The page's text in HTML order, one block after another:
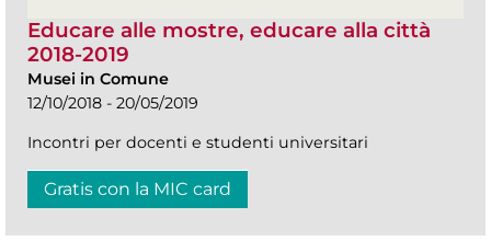
Educare alle mostre, educare alla città
2018-2019
Musei in Comune
12/10/2018 - 20/05/2019
Incontri per docenti e studenti universitari
Gratis con la MIC card